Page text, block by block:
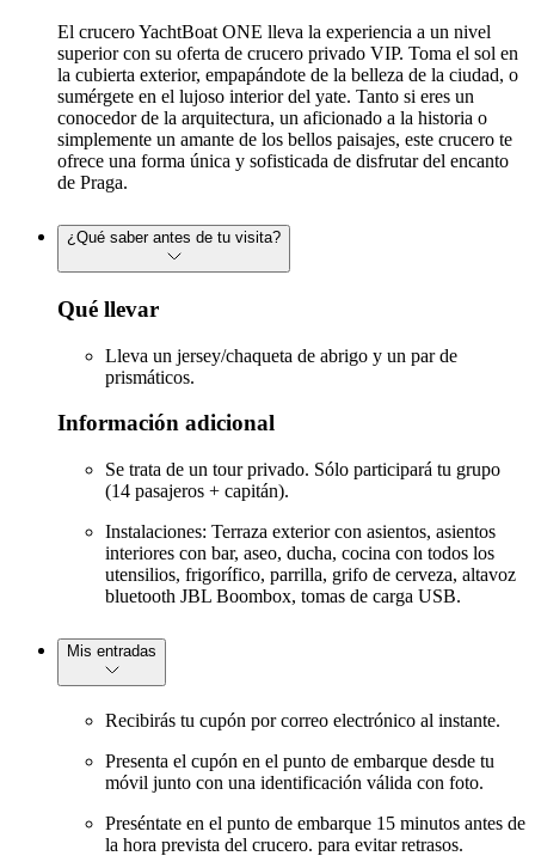
El crucero YachtBoat ONE lleva la experiencia a un nivel
superior con su oferta de crucero privado VIP. Toma el sol en
la cubierta exterior, empapándote de la belleza de la ciudad, o
sumérgete en el lujoso interior del yate. Tanto si eres un
conocedor de la arquitectura, un aficionado a la historia o
simplemente un amante de los bellos paisajes, este crucero te
ofrece una forma única y sofisticada de disfrutar del encanto
de Praga.
¿Qué saber antes de tu visita?
Qué llevar
Lleva un jersey/chaqueta de abrigo y un par de
prismáticos.
Información adicional
Se trata de un tour privado. Sólo participará tu grupo
(14 pasajeros + capitán).
Instalaciones: Terraza exterior con asientos, asientos
interiores con bar, aseo, ducha, cocina con todos los
utensilios, frigorífico, parrilla, grifo de cerveza, altavoz
bluetooth JBL Boombox, tomas de carga USB.
Mis entradas
Recibirás tu cupón por correo electrónico al instante.
Presenta el cupón en el punto de embarque desde tu
móvil junto con una identificación válida con foto.
Preséntate en el punto de embarque 15 minutos antes de
la hora prevista del crucero. para evitar retrasos.